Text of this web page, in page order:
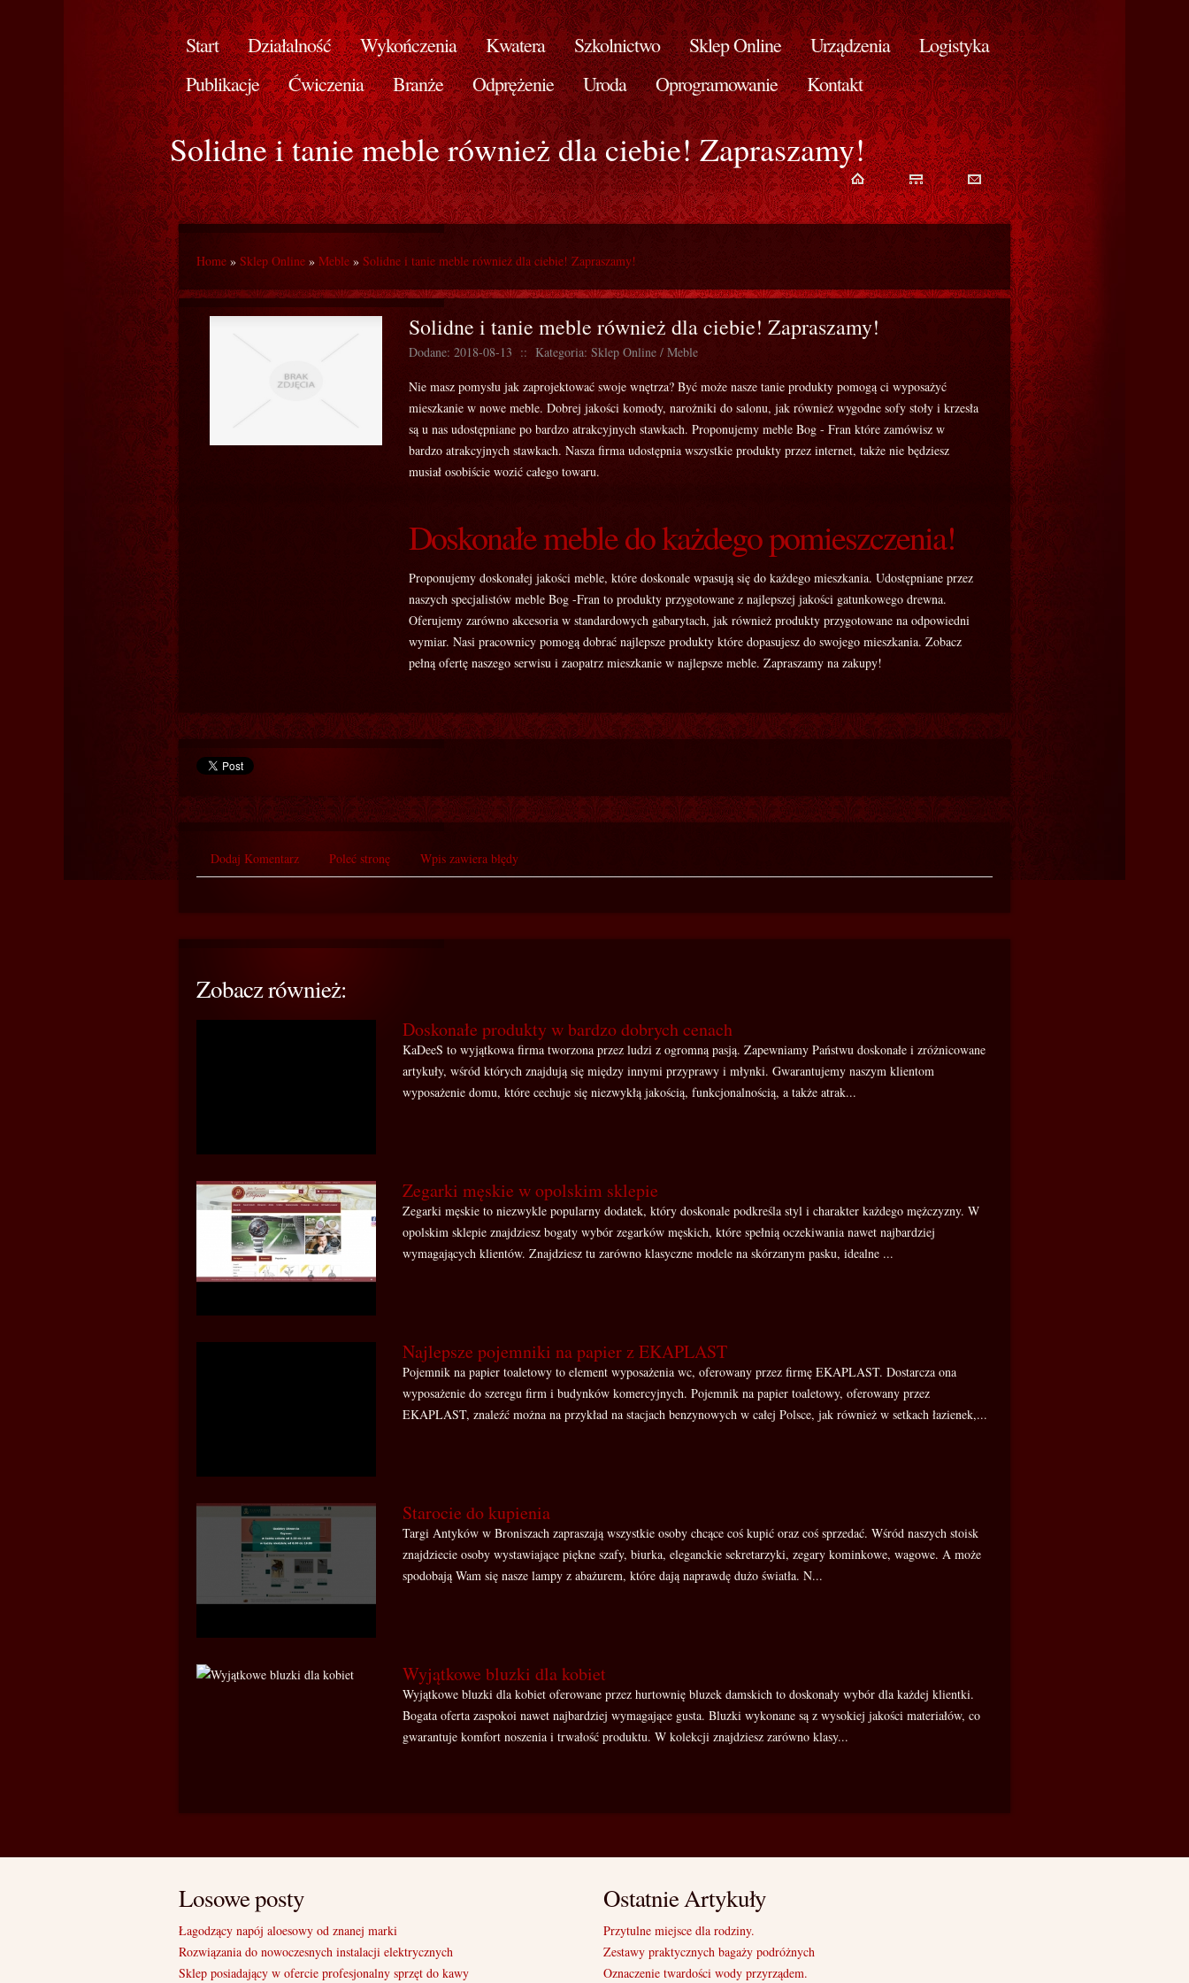
Start Działalność Wykończenia Kwatera Szkolnictwo Sklep Online Urządzenia
Logistyka
Publikacje
Ćwiczenia Branże Odprężenie Uroda Oprogramowanie Kontakt
Solidne i tanie meble również dla ciebie! Zapraszamy!
Home » Sklep Online » Meble » Solidne i tanie meble również dla ciebie! Zapraszamy!
Solidne i tanie meble również dla ciebie! Zapraszamy!
Dodane: 2018-08-13 :: Kategoria: Sklep Online / Meble
Nie masz pomysłu jak zaprojektować swoje wnętrza? Być może nasze tanie produkty pomogą ci wyposażyć
mieszkanie w nowe meble. Dobrej jakości komody, narożniki do salonu, jak również wygodne sofy stoły i krzesła
są u nas udostępniane po bardzo atrakcyjnych stawkach. Proponujemy meble Bog - Fran które zamówisz w
bardzo atrakcyjnych stawkach. Nasza firma udostępnia wszystkie produkty przez internet, także nie będziesz
musiał osobiście wozić całego towaru.
Doskonałe meble do każdego pomieszczenia!
Proponujemy doskonałej jakości meble, które doskonale wpasują się do każdego mieszkania. Udostępniane przez
naszych specjalistów meble Bog -Fran to produkty przygotowane z najlepszej jakości gatunkowego drewna.
Oferujemy zarówno akcesoria w standardowych gabarytach, jak również produkty przygotowane na odpowiedni
wymiar. Nasi pracownicy pomogą dobrać najlepsze produkty które dopasujesz do swojego mieszkania. Zobacz
pełną ofertę naszego serwisu i zaopatrz mieszkanie w najlepsze meble. Zapraszamy na zakupy!
Dodaj Komentarz Poleć stronę Wpis zawiera błędy
Zobacz również:
Doskonałe produkty w bardzo dobrych cenach
KaDeeS to wyjątkowa firma tworzona przez ludzi z ogromną pasją. Zapewniamy Państwu doskonałe i zróżnicowane
artykuły, wśród których znajdują się między innymi przyprawy i młynki. Gwarantujemy naszym klientom
wyposażenie domu, które cechuje się niezwykłą jakością, funkcjonalnością, a także atrak...
Zegarki męskie w opolskim sklepie
Zegarki męskie to niezwykle popularny dodatek, który doskonale podkreśla styl i charakter każdego mężczyzny. W
opolskim sklepie znajdziesz bogaty wybór zegarków męskich, które spełnią oczekiwania nawet najbardziej
wymagających klientów. Znajdziesz tu zarówno klasyczne modele na skórzanym pasku, idealne ...
Najlepsze pojemniki na papier z EKAPLAST
Pojemnik na papier toaletowy to element wyposażenia wc, oferowany przez firmę EKAPLAST. Dostarcza ona
wyposażenie do szeregu firm i budynków komercyjnych. Pojemnik na papier toaletowy, oferowany przez
EKAPLAST, znaleźć można na przykład na stacjach benzynowych w całej Polsce, jak również w setkach łazienek,...
Starocie do kupienia
Targi Antyków w Broniszach zapraszają wszystkie osoby chcące coś kupić oraz coś sprzedać. Wśród naszych stoisk
znajdziecie osoby wystawiające piękne szafy, biurka, eleganckie sekretarzyki, zegary kominkowe, wagowe. A może
spodobają Wam się nasze lampy z abażurem, które dają naprawdę dużo światła. N...
Wyjątkowe bluzki dla kobiet
Wyjątkowe bluzki dla kobiet oferowane przez hurtownię bluzek damskich to doskonały wybór dla każdej klientki.
Bogata oferta zaspokoi nawet najbardziej wymagające gusta. Bluzki wykonane są z wysokiej jakości materiałów, co
gwarantuje komfort noszenia i trwałość produktu. W kolekcji znajdziesz zarówno klasy...
Losowe posty
Łagodzący napój aloesowy od znanej marki
Rozwiązania do nowoczesnych instalacji elektrycznych
Sklep posiadający w ofercie profesjonalny sprzęt do kawy
Ostatnie Artykuły
Przytulne miejsce dla rodziny.
Zestawy praktycznych bagaży podróżnych
Oznaczenie twardości wody przyrządem.